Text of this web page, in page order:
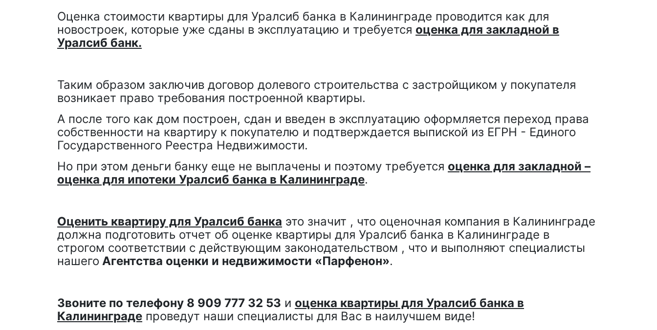
Оценка стоимости квартиры для Уралсиб банка в Калининграде проводится как для
новостроек, которые уже сданы в эксплуатацию и требуется оценка для закладной в
Уралсиб банк.
Таким образом заключив договор долевого строительства с застройщиком у покупателя
возникает право требования построенной квартиры.
А после того как дом построен, сдан и введен в эксплуатацию оформляется переход права
собственности на квартиру к покупателю и подтверждается выпиской из ЕГРН - Единого
Государственного Реестра Недвижимости.
Но при этом деньги банку еще не выплачены и поэтому требуется оценка для закладной –
оценка для ипотеки Уралсиб банка в Калининграде.
Оценить квартиру для Уралсиб банка это значит , что оценочная компания в Калининграде
должна подготовить отчет об оценке квартиры для Уралсиб банка в Калининграде в
строгом соответствии с действующим законодательством , что и выполняют специалисты
нашего Агентства оценки и недвижимости «Парфенон».
Звоните по телефону 8 909 777 32 53 и оценка квартиры для Уралсиб банка в
Калининграде проведут наши специалисты для Вас в наилучшем виде!